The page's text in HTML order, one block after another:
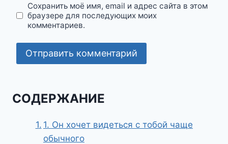
Сохранить моё имя, email и адрес сайта в этом
браузере для последующих моих
комментариев.
СОДЕРЖАНИЕ
1. Он хочет видеться с тобой чаще
обычного